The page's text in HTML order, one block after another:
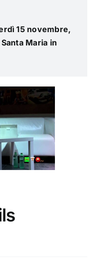
15 novembre,
Maria in